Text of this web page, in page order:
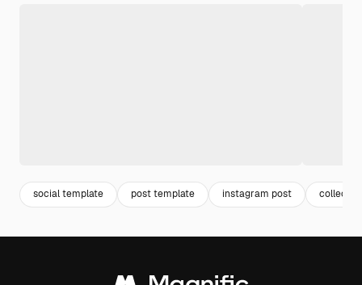
social template post template instagram post